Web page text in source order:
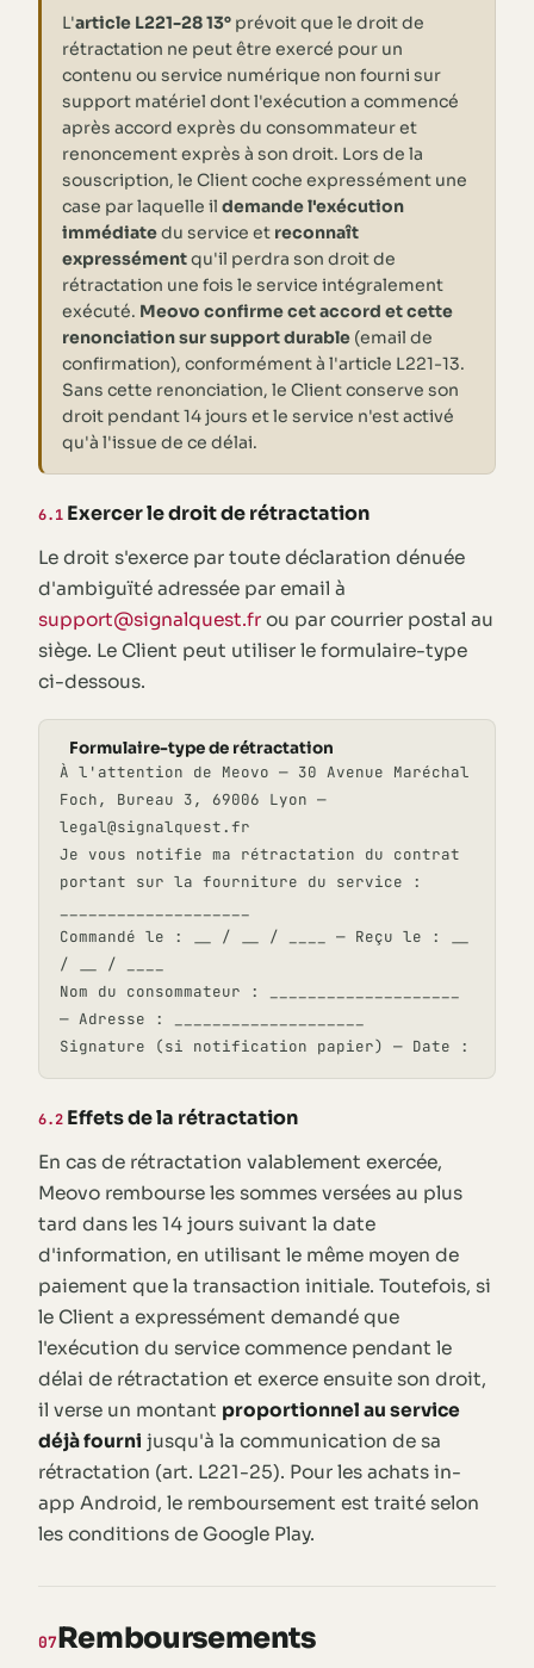
L'article L221-28 13° prévoit que le droit de
rétractation ne peut être exercé pour un
contenu ou service numérique non fourni sur
support matériel dont l'exécution a commencé
après accord exprès du consommateur et
renoncement exprès à son droit. Lors de la
souscription, le Client coche expressément une
case par laquelle il demande l'exécution
immédiatedu service et reconnaît
expressémentqu'il perdra son droit de
rétractation une fois le service intégralement
exécuté. Meovo confirme cet accord et cette
renonciation sur support durable (email de
confirmation), conformément à l'article L221-13.
Sans cette renonciation, le Client conserve son
droit pendant 14 jours et le service n'est activé
qu'à l'issue de ce délai.
6.1 Exercer le droit de rétractation
Le droit s'exerce par toute déclaration dénuée
d'ambiguïté adressée par email à
support@signalquest.fr ou par courrier postal au
siège. Le Client peut utiliser le formulaire-type
ci-dessous.
Formulaire-type de rétractation
À l'attention de Meovo — 30 Avenue Maréchal
Foch, Bureau 3, 69006 Lyon —
legal@signalquest.fr
Je vous notifie ma rétractation du contrat
portant sur la fourniture du service :
Commandé le : __ / __ / ____ — Reçu le : __
/ __ / ____
Nom du consommateur : ____________________
— Adresse : ____________________
Signature (si notification papier) — Date :
6.2 Effets de la rétractation
En cas de rétractation valablement exercée,
Meovo rembourse les sommes versées au plus
tard dans les 14 jours suivant la date
d'information, en utilisant le même moyen de
paiement que la transaction initiale. Toutefois, si
le Client a expressément demandé que
l'exécution du service commence pendant le
délai de rétractation et exerce ensuite son droit,
il verse un montant proportionnel au service
déjà fourni jusqu'à la communication de sa
rétractation (art. L221-25). Pour les achats in-
app Android, le remboursement est traité selon
les conditions de Google Play.
07Remboursements